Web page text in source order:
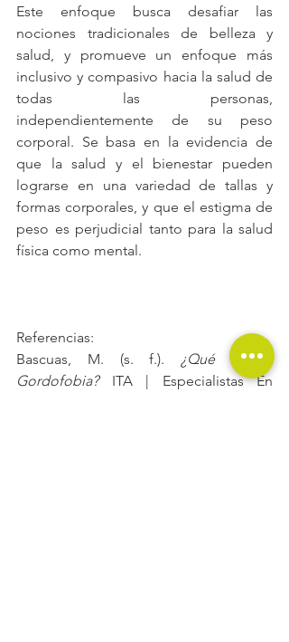
Este enfoque busca desafiar las
nociones tradicionales de belleza y
salud, y promueve un enfoque más
inclusivo y compasivo hacia la salud de
todas las personas,
independientemente de su peso
corporal. Se basa en la evidencia de
que la salud y el bienestar pueden
lograrse en una variedad de tallas y
formas corporales, y que el estigma de
peso es perjudicial tanto para la salud
física como mental.
Referencias:
Bascuas, M. (s. f.). ¿Qué es la
Gordofobia? ITA | Especialistas En